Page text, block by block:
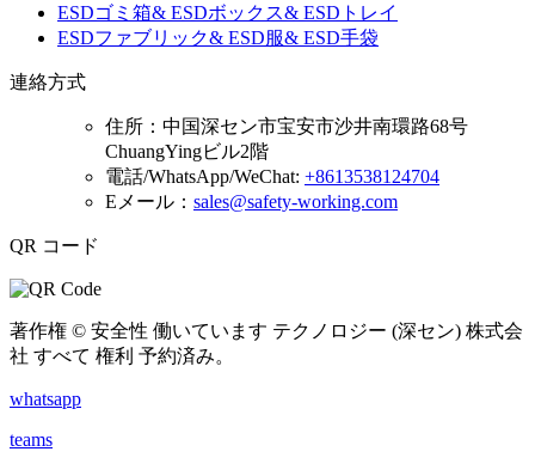
ESDゴミ箱& ESDボックス& ESDトレイ
ESDファブリック& ESD服& ESD手袋
連絡方式
住所： 中国深セン市宝安市沙井南環路68号
ChuangYingビル2階
電話/WhatsApp/WeChat: +8613538124704
Eメール： sales@safety-working.com
QR コード
著作権 © 安全性 働いています テクノロジー (深セン) 株式会
社 すべて 権利 予約済み。
whatsapp
teams